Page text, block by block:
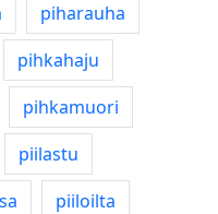
piharauha
pihkahaju
pihkamuori
piilastu
piiloilta